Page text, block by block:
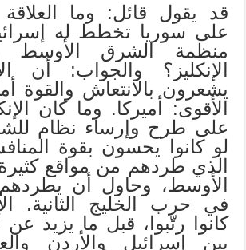
قد يقول قائل: وما
على سوريا تخطط له
منظمة الشرق الأوسط
الإنكليز؟ والجواب: أن
يشعرون بالانتعاش والقوة
الأقوى: أميركا. وما كان
على طرح وإرساء نظام
لو كانوا يحسون بقوة
الذي طردهم من مواقع
الأوسط، وحاول أن
في حرب الخليج الثانية.
كانوا رتّبوا، قبل ما يزيد عن
بين إسرائيل والأردن